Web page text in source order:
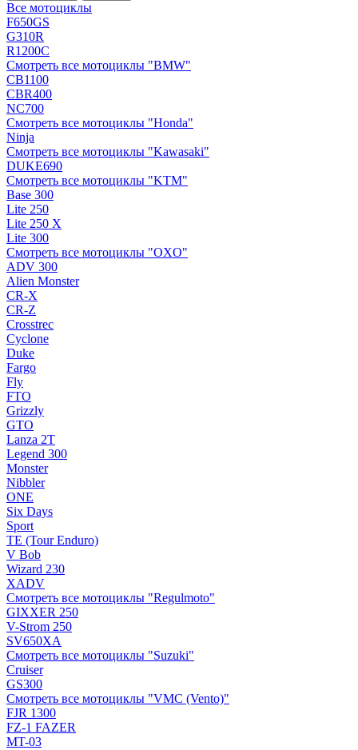
Все мотоциклы
F650GS
G310R
R1200C
Смотреть все мотоциклы "BMW"
CB1100
CBR400
NC700
Смотреть все мотоциклы "Honda"
Ninja
Смотреть все мотоциклы "Kawasaki"
DUKE690
Смотреть все мотоциклы "KTM"
Base 300
Lite 250
Lite 250 X
Lite 300
Смотреть все мотоциклы "OXO"
ADV 300
Alien Monster
CR-X
CR-Z
Crosstrec
Cyclone
Duke
Fargo
Fly
FTO
Grizzly
GTO
Lanza 2T
Legend 300
Monster
Nibbler
ONE
Six Days
Sport
TE (Tour Enduro)
V Bob
Wizard 230
XADV
Смотреть все мотоциклы "Regulmoto"
GIXXER 250
V-Strom 250
SV650XA
Смотреть все мотоциклы "Suzuki"
Cruiser
GS300
Смотреть все мотоциклы "VMC (Vento)"
FJR 1300
FZ-1 FAZER
MT-03